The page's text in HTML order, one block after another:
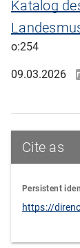
Katalog
o:254
09.03.2026
Cite as
Persistent
https://